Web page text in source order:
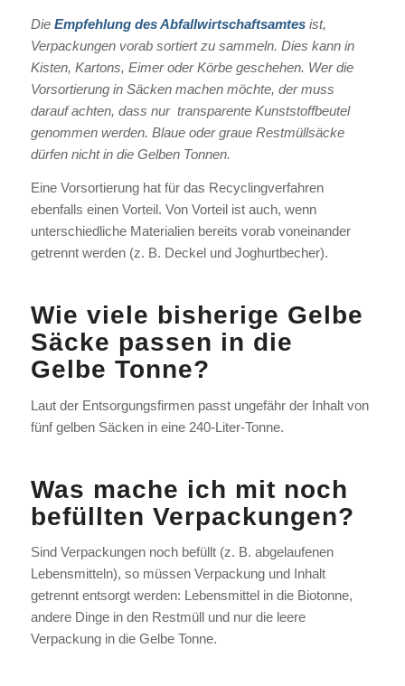
Die Empfehlung des Abfallwirtschaftsamtesist,
Verpackungen vorab sortiert zu sammeln. Dies kann in
Kisten, Kartons, Eimer oder Körbe geschehen. Wer die
Vorsortierung in Säcken machen möchte, der muss
darauf achten, dass nur transparente Kunststoffbeutel
genommen werden. Blaue oder graue Restmüllsäcke
dürfen nicht in die Gelben Tonnen.
Eine Vorsortierung hat für das Recyclingverfahren
ebenfalls einen Vorteil. Von Vorteil ist auch, wenn
unterschiedliche Materialien bereits vorab voneinander
getrennt werden (z. B. Deckel und Joghurtbecher).
Wie viele bisherige Gelbe
Säcke passen in die
Gelbe Tonne?
Laut der Entsorgungsfirmen passt ungefähr der Inhalt von
fünf gelben Säcken in eine 240-Liter-Tonne.
Was mache ich mit noch
befüllten Verpackungen?
Sind Verpackungen noch befüllt (z. B. abgelaufenen
Lebensmitteln), so müssen Verpackung und Inhalt
getrennt entsorgt werden: Lebensmittel in die Biotonne,
andere Dinge in den Restmüll und nur die leere
Verpackung in die Gelbe Tonne.